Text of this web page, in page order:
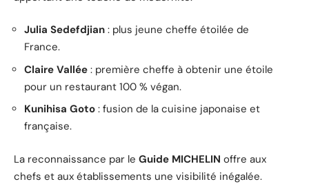
Julia Sedefdjian : plus jeune cheffe étoilée de
France.
Claire Vallée : première cheffe à obtenir une étoile
pour un restaurant 100 % végan.
Kunihisa Goto : fusion de la cuisine japonaise et
française.
La reconnaissance par le Guide MICHELIN offre aux
chefs et aux établissements une visibilité inégalée.